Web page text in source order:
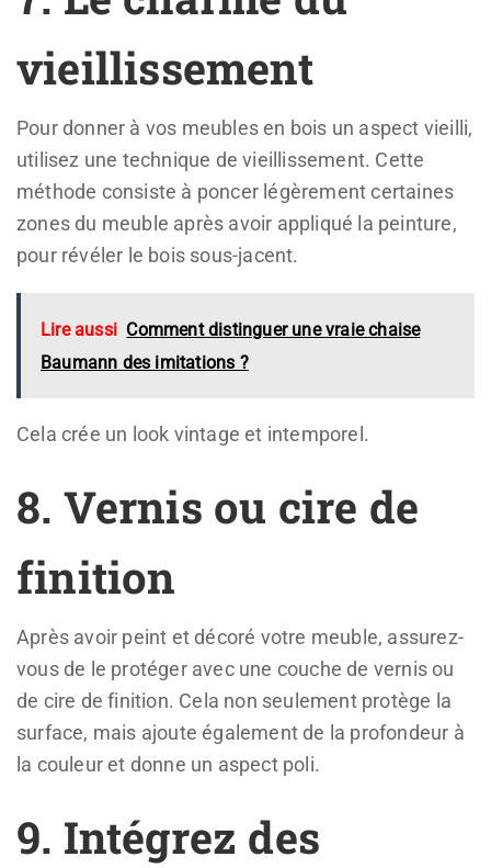
vieillissement
Pour donner à vos meubles en bois un aspect vieilli,
utilisez une technique de vieillissement. Cette
méthode consiste à poncer légèrement certaines
zones du meuble après avoir appliqué la peinture,
pour révéler le bois sous-jacent.
Lire aussi Comment distinguer une vraie chaise
Baumann des imitations ?
Cela crée un look vintage et intemporel.
8. Vernis ou cire de
finition
Après avoir peint et décoré votre meuble, assurez-
vous de le protéger avec une couche de vernis ou
de cire de finition. Cela non seulement protège la
surface, mais ajoute également de la profondeur à
la couleur et donne un aspect poli.
9. Intégrez des